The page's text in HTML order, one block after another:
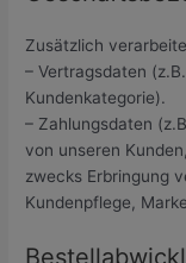
Zusätzlich
– Vertragsdaten
Kundenkategorie).
– Zahlungsdaten
von unseren
zwecks Erbringung
Kundenpflege,